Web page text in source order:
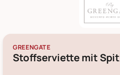
GREENGATE
Stoffserviette mit